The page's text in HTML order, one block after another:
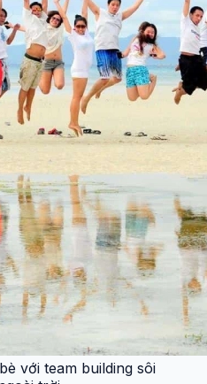
với team building sôi